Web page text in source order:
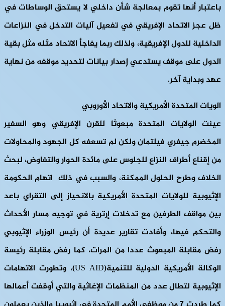
باعتبار أنها تقوم بمعالجة شأن داخلي لا يستحق الوساطات في
ظل عجز الاتحاد الإفريقي في تفعيل آليات التدخل في النزاعات
الداخلية للدول الإفريقية، ولذلك ربما يفاجأ الاتحاد مثله مثل بقية
الدول على موقف يستدعي إصدار بيانات لتحديد موقفه من نهاية
عهد وبداية آخر.
الويات المتحدة الأمريكية والاتحاد الأوروبي
عينت الولايات المتحدة مبعوثا للقرن الإفريقي وهو السفير
المخضرم جيفري فيلتمان ولكن لم تسعفه كل الجهود والمحاولات
من إقناع أطراف النزاع للجلوس على مائدة الحوار والتفاوض، لبحث
الخلاف وطرح الحلول الممكنة، والسبب في ذلك اتهام الحكومة
الإثيوبية للولايات المتحدة الأمريكية بالانحياز إلى التقراي باعد
بين مواقف الطرفين مع تدخلات إرترية في توجيه مسار الأحداث
والتحكم فيها، وأفادت تقارير عديدة أن رئيس الوزراء الإثيوبي
رفض مقابلة المبعوث عددا من المرات، كما رفض مقابلة رئيسة
الوكالة الأمريكية الدولية للتنمية(US AID)، وتطورت الاتهامات
الإثيوبية لتطال عدد من المنظمات الإغاثية والتي أوقفت أعمالها